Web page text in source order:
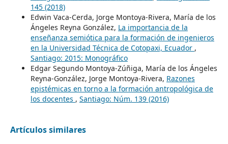
145 (2018)
Edwin Vaca-Cerda, Jorge Montoya-Rivera, María de los
Ángeles Reyna González, La importancia de la
enseñanza semiótica para la formación de ingenieros
en la Universidad Técnica de Cotopaxi, Ecuador ,
Santiago: 2015: Monográfico
Edgar Segundo Montoya-Zúñiga, María de los Ángeles
Reyna-González, Jorge Montoya-Rivera, Razones
epistémicas en torno a la formación antropológica de
los docentes , Santiago: Núm. 139 (2016)
Artículos similares